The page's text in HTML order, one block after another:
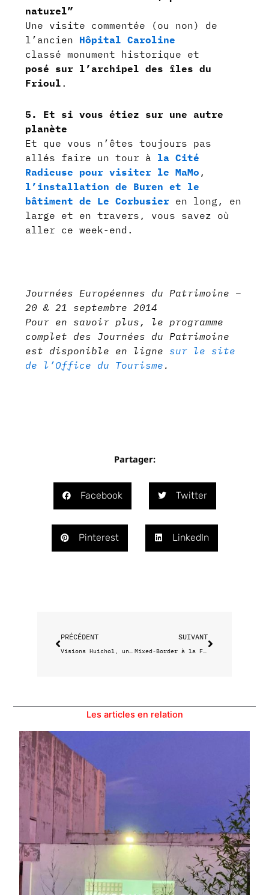
naturel”
Une visite commentée (ou non) de
l’ancien Hôpital Caroline
classé monument historique et
posé sur l’archipel des îles du
Frioul .
5. Et si vous étiez sur une autre
planète
Et que vous n’êtes toujours pas
allés faire un tour à la Cité
Radieuse pour visiter le MaMo ,
l’installation de Buren et le
bâtiment de Le Corbusier en long, en
large et en travers, vous savez où
aller ce week-end.
Journées Européennes du Patrimoine –
20 & 21 septembre 2014
Pour en savoir plus, le programme
complet des Journées du Patrimoine
est disponible en ligne sur le site
de l’Office du Tourisme .
Partager:
Facebook Twitter
Pinterest LinkedIn
PRÉCÉDENT SUIVANT
Mixed-Border à la Friche
Les articles en relation